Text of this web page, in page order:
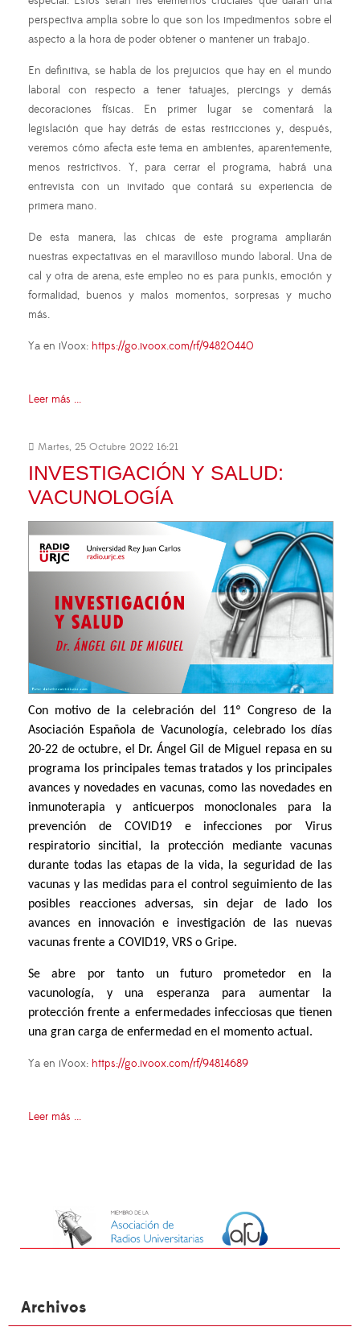
perspectiva amplia sobre lo que son los impedimentos sobre el
aspecto a la hora de poder obtener o mantener un trabajo.
En definitiva, se habla de los prejuicios que hay en el mundo
laboral con respecto a tener tatuajes, piercings y demás
decoraciones físicas. En primer lugar se comentará la
legislación que hay detrás de estas restricciones y, después,
veremos cómo afecta este tema en ambientes, aparentemente,
menos restrictivos. Y, para cerrar el programa, habrá una
entrevista con un invitado que contará su experiencia de
primera mano.
De esta manera, las chicas de este programa ampliarán
nuestras expectativas en el maravilloso mundo laboral. Una de
cal y otra de arena, este empleo no es para punkis, emoción y
formalidad, buenos y malos momentos, sorpresas y mucho
más.
Ya en iVoox: https://go.ivoox.com/rf/94820440
Leer más ...
Martes, 25 Octubre 2022 16:21
INVESTIGACIÓN Y SALUD:
VACUNOLOGÍA
Con motivo de la celebración del 11º Congreso de la
Asociación Española de Vacunología, celebrado los días
20-22 de octubre, el Dr. Ángel Gil de Miguel repasa en su
programa los principales temas tratados y los principales
avances y novedades en vacunas, como las novedades en
inmunoterapia y anticuerpos monoclonales para la
prevención de COVID19 e infecciones por Virus
respiratorio sincitial, la protección mediante vacunas
durante todas las etapas de la vida, la seguridad de las
vacunas y las medidas para el control seguimiento de las
posibles reacciones adversas, sin dejar de lado los
avances en innovación e investigación de las nuevas
vacunas frente a COVID19, VRS o Gripe.
Se abre por tanto un futuro prometedor en la
vacunología, y una esperanza para aumentar la
protección frente a enfermedades infecciosas que tienen
una gran carga de enfermedad en el momento actual.
Ya en iVoox: https://go.ivoox.com/rf/94814689
Leer más ...
Archivos